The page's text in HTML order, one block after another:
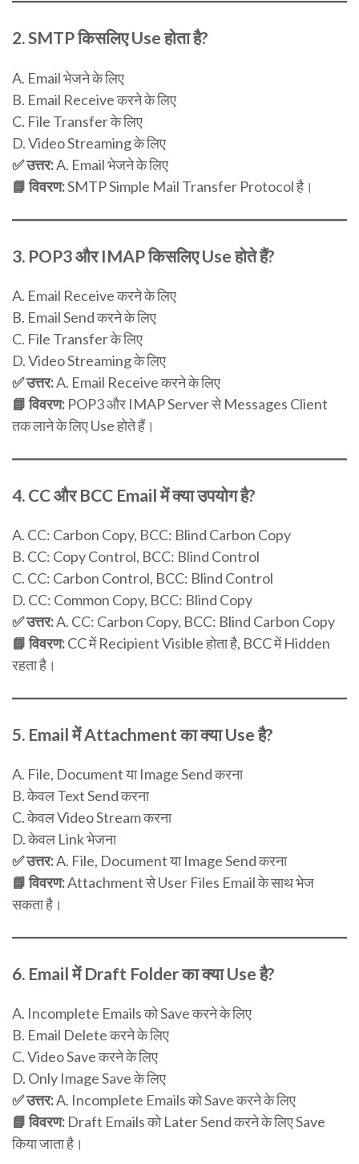
2.SMTP किसलिए Use होता है?
A. Email भेजने के लिए
B. Email Receive करने के लिए
C. File Transfer के लिए
D. Video Streaming के लिए
✅ उत्तर:A. Email भेजने के लिए
📘 विवरण:SMTP Simple Mail Transfer Protocol है।
3. POP3 और IMAP किसलिए Use होते हैं?
A. Email Receive करने के लिए
B. Email Send करने के लिए
C. File Transfer के लिए
D. Video Streaming के लिए
✅ उत्तर:A. Email Receive करने के लिए
📘 विवरण: POP3 और IMAP Server से Messages Client
तक लाने के लिए Use होते हैं।
4. CC और BCC Email में क्या उपयोग है?
A. CC: Carbon Copy, BCC: Blind Carbon Copy
B. CC: Copy Control, BCC: Blind Control
C. CC: Carbon Control, BCC: Blind Control
D. CC: Common Copy, BCC: Blind Copy
✅ उत्तर:A. CC: Carbon Copy, BCC: Blind Carbon Copy
📘 विवरण:CC में Recipient Visible होता है, BCC में Hidden
रहता है।
5. Email में Attachment का क्या Use है?
A. File, Document या Image Send करना
B. केवल Text Send करना
C. केवल Video Stream करना
D. केवल Link भेजना
✅ उत्तर:A. File, Document या Image Send करना
📘 विवरण:Attachment से User Files Email के साथ भेज
सकता है।
6. Email में Draft Folder का क्या Use है?
A. Incomplete Emails को Save करने के लिए
B. Email Delete करने के लिए
C. Video Save करने के लिए
D. Only Image Save के लिए
✅ उत्तर:A. Incomplete Emails को Save करने के लिए
📘 विवरण: Draft Emails को Later Send करने के लिए Save
किया जाता है।